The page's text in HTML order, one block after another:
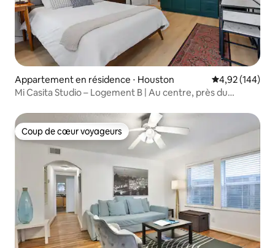
Appartement en résidence ⋅ Houston Évaluation
4,92 (144)
Mi Casita Studio – Logement B | Au centre, près du
Coup de cœur voyageurs
Coup de cœur voyageurs